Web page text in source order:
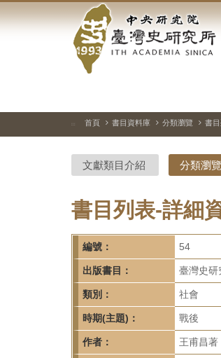
到
中
央
研
院-
臺
灣
史
研
究
所-
首
頁
::: 首頁 書目資料庫 分類瀏覽 書
文獻類目介紹 分類瀏覽
書目列表-詳細
編號： 54
出版書目： 臺灣史研
類別： 社會
時期(主題)： 戰後
作者： 王甫昌著